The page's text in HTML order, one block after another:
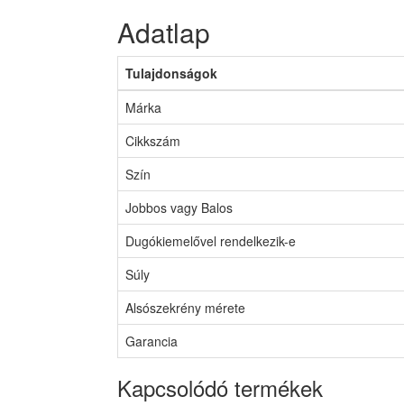
Adatlap
Tulajdonságok
Márka
Cikkszám
Szín
Jobbos vagy Balos
Dugókiemelővel rendelkezik-e
Súly
Alsószekrény mérete
Garancia
Kapcsolódó termékek